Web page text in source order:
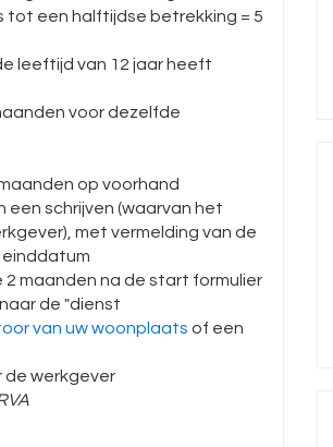
tot een halftijdse betrekking = 5
leeftijd van 12 jaar heeft
voor dezelfde
op voorhand
schrijven (waarvan het
met vermelding van de
einddatum
2 maanden na de start formulier
de "dienst
van uw woonplaats of een
de werkgever